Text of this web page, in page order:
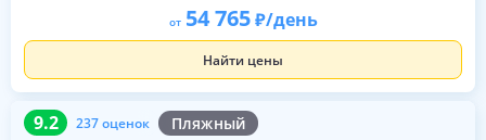
от 54 765 /день
Найти цены
9.2 237 оценок Пляжный
9.2 237 оценок